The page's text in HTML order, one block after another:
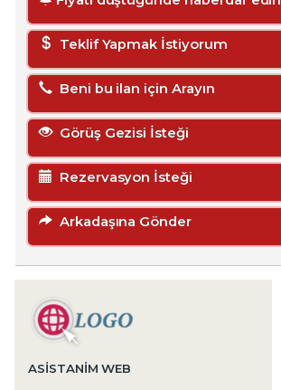
Teklif Yapmak İstiyorum
Beni bu ilan için Arayın
Görüş Gezisi İsteği
Rezervasyon İsteği
Arkadaşına Gönder
ASISTANIM WEB